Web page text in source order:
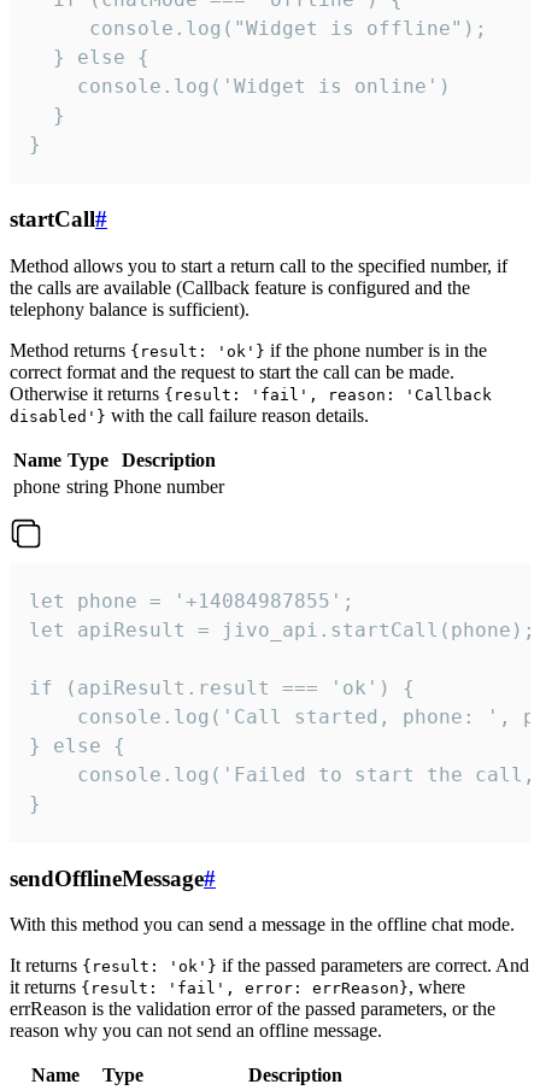
     console.log("Widget is offline");
  } else {
    console.log('Widget is online')
  }
}
startCall#
Method allows you to start a return call to the specified number, if
the calls are available (Callback feature is configured and the
telephony balance is sufficient).
Method returns {result: 'ok'} if the phone number is in the
correct format and the request to start the call can be made.
Otherwise it returns {result: 'fail', reason: 'Callback
disabled'} with the call failure reason details.
Name Type
Description
phone string Phone number
let phone = '+14084987855';
let apiResult = jivo_api.startCall(phone);
if (apiResult.result === 'ok') {
console.log('Call started, phone: ',
} else {
console.log('Failed to start the
}
sendOfflineMessage#
With this method you can send a message in the offline chat mode.
It returns {result: 'ok'} if the passed parameters are correct. And
it returns {result: 'fail', error: errReason}, where
errReason is the validation error of the passed parameters, or the
reason why you can not send an offline message.
Name Type
Description